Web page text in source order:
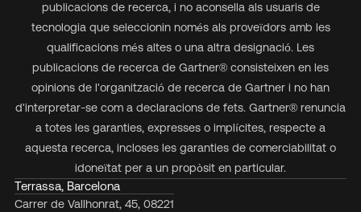
publicacions de recerca, i no aconsella als usuaris de
tecnologia que seleccionin només als proveïdors amb les
qualificacions més altes o una altra designació. Les
publicacions de recerca de Gartner® consisteixen en les
opinions de l'organització de recerca de Gartner i no han
d'interpretar-se com a declaracions de fets. Gartner® renuncia
a totes les garanties, expresses o implícites, respecte a
aquesta recerca, incloses les garanties de comerciabilitat o
idoneïtat per a un propòsit en particular.
Terrassa, Barcelona
Carrer de Vallhonrat, 45, 08221